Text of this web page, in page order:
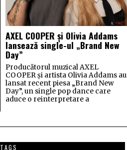
AXEL COOPER și Olivia Addams
lansează single-ul „Brand New
Day”
Producătorul muzical AXEL
COOPER și artista Olivia Addams au
lansat recent piesa „Brand New
Day”, un single pop dance care
aduce o reinterpretare a
TAGS